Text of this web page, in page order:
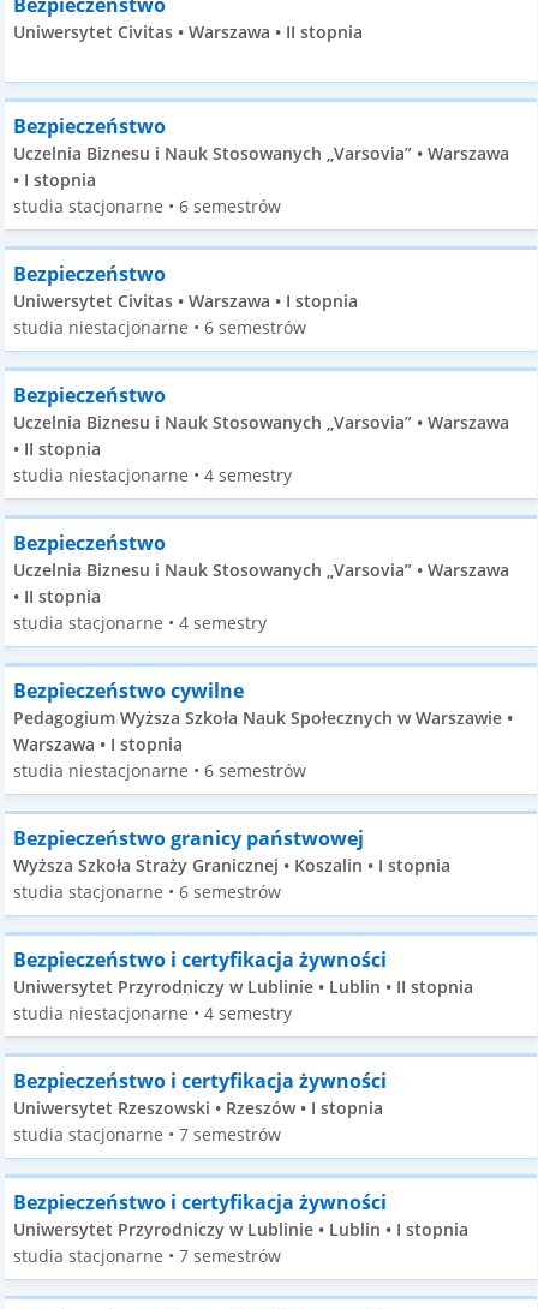
Uniwersytet Civitas • Warszawa • II stopnia
Bezpieczeństwo
Uczelnia Biznesu i Nauk Stosowanych „Varsovia” • Warszawa
• I stopnia
studia stacjonarne • 6 semestrów
Bezpieczeństwo
Uniwersytet Civitas • Warszawa • I stopnia
studia niestacjonarne • 6 semestrów
Bezpieczeństwo
Uczelnia Biznesu i Nauk Stosowanych „Varsovia” • Warszawa
• II stopnia
studia niestacjonarne • 4 semestry
Bezpieczeństwo
Uczelnia Biznesu i Nauk Stosowanych „Varsovia” • Warszawa
• II stopnia
studia stacjonarne • 4 semestry
Bezpieczeństwo cywilne
Pedagogium Wyższa Szkoła Nauk Społecznych w Warszawie •
Warszawa • I stopnia
studia niestacjonarne • 6 semestrów
Bezpieczeństwo granicy państwowej
Wyższa Szkoła Straży Granicznej • Koszalin • I stopnia
studia stacjonarne • 6 semestrów
Bezpieczeństwo i certyfikacja żywności
Uniwersytet Przyrodniczy w Lublinie • Lublin • II stopnia
studia niestacjonarne • 4 semestry
Bezpieczeństwo i certyfikacja żywności
Uniwersytet Rzeszowski • Rzeszów • I stopnia
studia stacjonarne • 7 semestrów
Bezpieczeństwo i certyfikacja żywności
Uniwersytet Przyrodniczy w Lublinie • Lublin • I stopnia
studia stacjonarne • 7 semestrów